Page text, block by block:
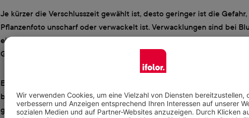
Je kürzer die Verschlusszeit gewählt ist, desto geringer ist die Gefahr,
Pflanzenfoto unscharf oder verwackelt ist. Verwacklungen sind bei
ein grosses Problem, da auch wenig Wind bereits ausreicht, um die
Gräser zu bewegen.
Eine Verschlusszeit von 250stel Sekunden oder noch weniger
bei Pflanzenbildern jedoch häufig eine hohe Schärfentiefe für ein
gewünscht ist, muss eine kleine Blende gewählt werden – es eigenen